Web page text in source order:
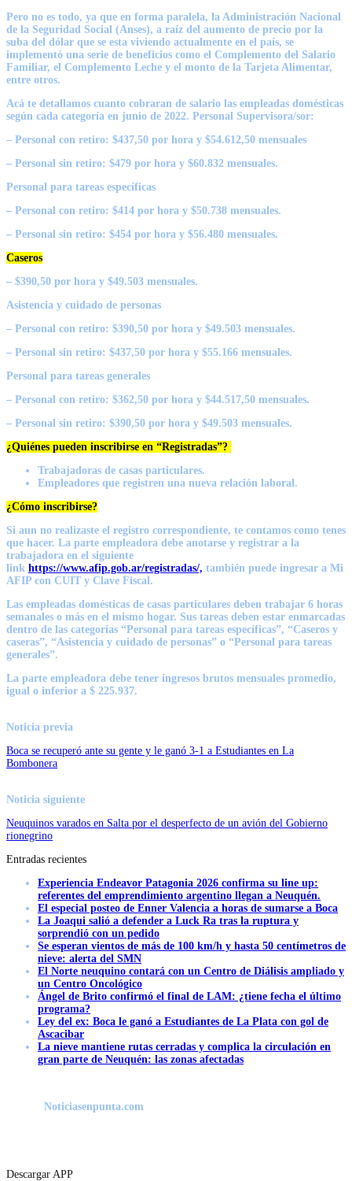
Pero no es todo, ya que en forma paralela, la Administración Nacional
de la Seguridad Social (Anses), a raíz del aumento de precio por la
suba del dólar que se esta viviendo actualmente en el país, se
implementó una serie de beneficios como el Complemento del Salario
Familiar, el Complemento Leche y el monto de la Tarjeta Alimentar,
entre otros.
Acá te detallamos cuanto cobraran de salario las empleadas domésticas
según cada categoría en junio de 2022. Personal Supervisora/sor:
– Personal con retiro: $437,50 por hora y $54.612,50 mensuales
– Personal sin retiro: $479 por hora y $60.832 mensuales.
Personal para tareas específicas
– Personal con retiro: $414 por hora y $50.738 mensuales.
– Personal sin retiro: $454 por hora y $56.480 mensuales.
Caseros
– $390,50 por hora y $49.503 mensuales.
Asistencia y cuidado de personas
– Personal con retiro: $390,50 por hora y $49.503 mensuales.
– Personal sin retiro: $437,50 por hora y $55.166 mensuales.
Personal para tareas generales
– Personal con retiro: $362,50 por hora y $44.517,50 mensuales.
– Personal sin retiro: $390,50 por hora y $49.503 mensuales.
¿Quiénes pueden inscribirse en “Registradas”?
Trabajadoras de casas particulares.
Empleadores que registren una nueva relación laboral.
¿Cómo inscribirse?
Si aun no realizaste el registro correspondiente, te contamos como tenes
que hacer. La parte empleadora debe anotarse y registrar a la
trabajadora en el siguiente
link https://www.afip.gob.ar/registradas/, también puede ingresar a Mi
AFIP con CUIT y Clave Fiscal.
Las empleadas domésticas de casas particulares deben trabajar 6 horas
semanales o más en el mismo hogar. Sus tareas deben estar enmarcadas
dentro de las categorías “Personal para tareas específicas”, “Caseros y
caseras”, “Asistencia y cuidado de personas” o “Personal para tareas
generales”.
La parte empleadora debe tener ingresos brutos mensuales promedio,
igual o inferior a $ 225.937.
Noticia previa
Boca se recuperó ante su gente y le ganó 3-1 a Estudiantes en La
Bombonera
Noticia siguiente
Neuquinos varados en Salta por el desperfecto de un avión del Gobierno
rionegrino
Entradas recientes
Experiencia Endeavor Patagonia 2026 confirma su line up:
referentes del emprendimiento argentino llegan a Neuquén.
El especial posteo de Enner Valencia a horas de sumarse a Boca
La Joaqui salió a defender a Luck Ra tras la ruptura y
sorprendió con un pedido
Se esperan vientos de más de 100 km/h y hasta 50 centímetros de
nieve: alerta del SMN
El Norte neuquino contará con un Centro de Diálisis ampliado y
un Centro Oncológico
Ángel de Brito confirmó el final de LAM: ¿tiene fecha el último
programa?
Ley del ex: Boca le ganó a Estudiantes de La Plata con gol de
Ascacibar
La nieve mantiene rutas cerradas y complica la circulación en
gran parte de Neuquén: las zonas afectadas
Noticiasenpunta.com
Descargar APP